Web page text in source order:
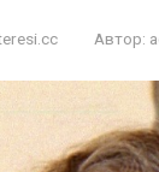
Автор: